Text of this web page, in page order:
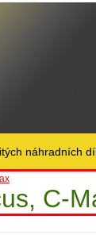
náhradních
C-